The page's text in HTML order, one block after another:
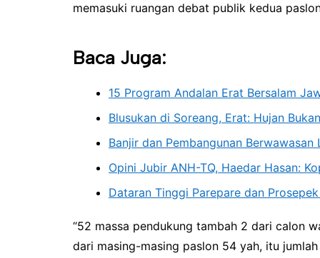
memasuki ruangan debat publik kedua
Baca Juga:
15 Program Andalan Erat Bersalam
Blusukan di Soreang, Erat: Hujan
Banjir dan Pembangunan Berwawasan
Opini Jubir ANH-TQ, Haedar Hasan:
Dataran Tinggi Parepare dan
“52 massa pendukung tambah 2 dari calon
dari masing-masing paslon 54 yah, itu